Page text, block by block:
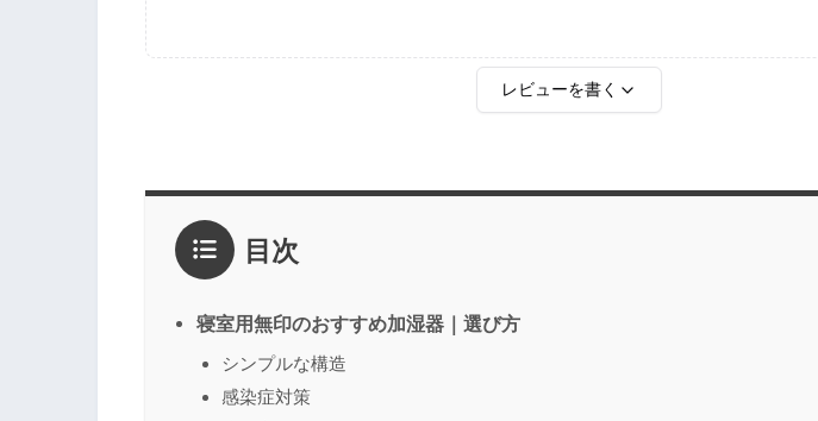
レビューを書く
2点
1点
感想*
目次
寝室用無印のおすすめ加湿器｜選び方
シンプルな構造
感染症対策